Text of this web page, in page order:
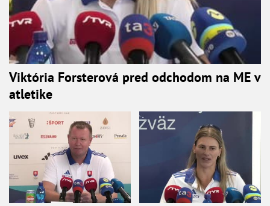
Viktória Forsterová pred odchodom na ME v
atletike